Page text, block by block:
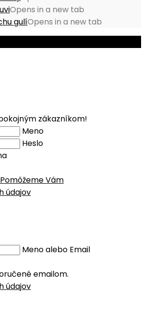
Opens in a new tab
gulíOpens in a new tab
zákazníkom!
Meno
Heslo
Vám
údajov
Meno alebo Email
emailom.
údajov